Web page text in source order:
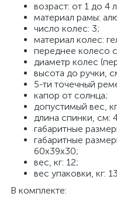
возраст: от 1 до 4
материал рамы:
число колес: 3;
материал колес:
переднее колесо
диаметр колес
высота до ручки,
5-ти точечный
капор от солнца;
допустимый вес,
длина спинки, см:
габаритные
габаритные
60х39х30;
вес, кг: 12;
вес упаковки, кг:
В комплекте: